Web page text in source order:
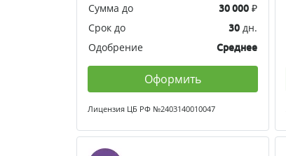
Сумма до 30 000₽
Срок до
30дн.
Одобрение
Среднее
Оформить
Лицензия ЦБ РФ №2403140010047